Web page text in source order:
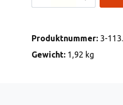
Produktnummer: 3-
Gewicht: 1,92 kg